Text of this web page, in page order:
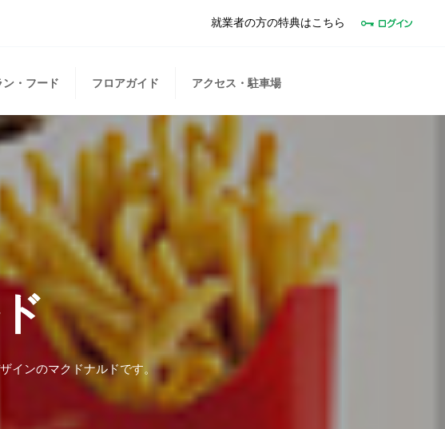
就業者の方の特典はこちら
ン・フード フロアガイド アクセス・駐車場
インのマクドナルドです。